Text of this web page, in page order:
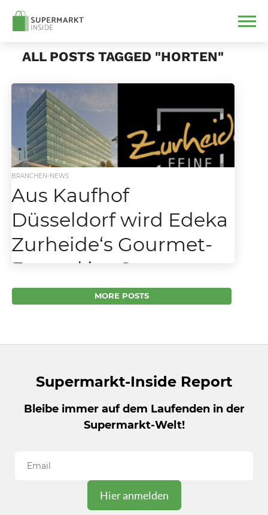
ALL POSTS TAGGED "HORTEN"
BRANCHEN-NEWS
Aus Kaufhof
Düsseldorf wird Edeka
Zurheide‘s Gourmet-
Tempel im Crown
Edeka Zurheide: Mit dem Supermarkt im
CROWN kommt Europas neuestes
MORE POSTS
Supermarkt-Inside Report
Bleibe immer auf dem Laufenden in der
Supermarkt-Welt!